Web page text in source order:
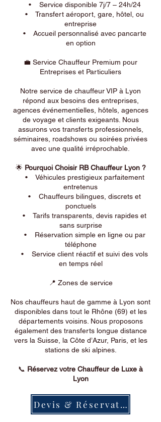
• Service disponible 7j/7 – 24h/24
• Transfert aéroport, gare, hôtel, ou
entreprise
• Accueil personnalisé avec pancarte
en option
💼 Service Chauffeur Premium pour
Entreprises et Particuliers
Notre service de chauffeur VIP à Lyon
répond aux besoins des entreprises,
agences événementielles, hôtels, agences
de voyage et clients exigeants. Nous
assurons vos transferts professionnels,
séminaires, roadshows ou soirées privées
avec une qualité irréprochable.
🌟 Pourquoi Choisir RB Chauffeur Lyon ?
• Véhicules prestigieux parfaitement
entretenus
• Chauffeurs bilingues, discrets et
ponctuels
• Tarifs transparents, devis rapides et
sans surprise
• Réservation simple en ligne ou par
téléphone
• Service client réactif et suivi des vols
en temps réel
📍 Zones de service
Nos chauffeurs haut de gamme à Lyon sont
disponibles dans tout le Rhône (69) et les
départements voisins. Nous proposons
également des transferts longue distance
vers la Suisse, la Côte d’Azur, Paris, et les
stations de ski alpines.
📞 Réservez votre Chauffeur de Luxe à
Lyon
Devis & Réservation